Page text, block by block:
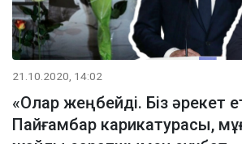
21.10.2020, 14:02
«Олар жеңбейді. Біз әрекет
Пайғамбар карикатурасы,